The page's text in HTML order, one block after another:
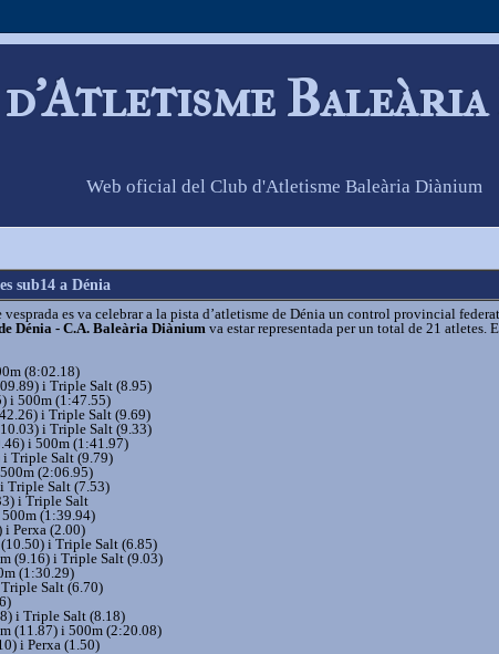
Baleària
Web oficial del Club d'Atletisme Baleària Diànium
sub14 a Dénia
es va celebrar a la pista d’atletisme de Dénia un control provincial
Dénia - C.A. Baleària Diànium va estar representada per un total de 21 atletes.
(8:02.18)
i Triple Salt (8.95)
i 500m (1:47.55)
i Triple Salt (9.69)
i Triple Salt (9.33)
i 500m (1:41.97)
Triple Salt (9.79)
(2:06.95)
Triple Salt (7.53)
i Triple Salt
500m (1:39.94)
i Perxa (2.00)
i Triple Salt (6.85)
(9.16) i Triple Salt (9.03)
(1:30.29)
Salt (6.70)
i Triple Salt (8.18)
(11.87) i 500m (2:20.08)
i Perxa (1.50)